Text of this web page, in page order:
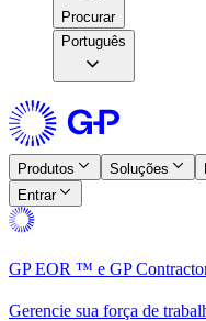
Procurar​​
Português
Produtos​​ Soluções​​
Entrar​​
GP EOR ™ e GP
Gerencie sua força de